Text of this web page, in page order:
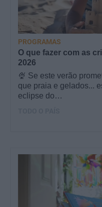
O que fazer com as
2026
🍨 Se este verão
que praia e gelados...
eclipse do…
PROGRAMAS